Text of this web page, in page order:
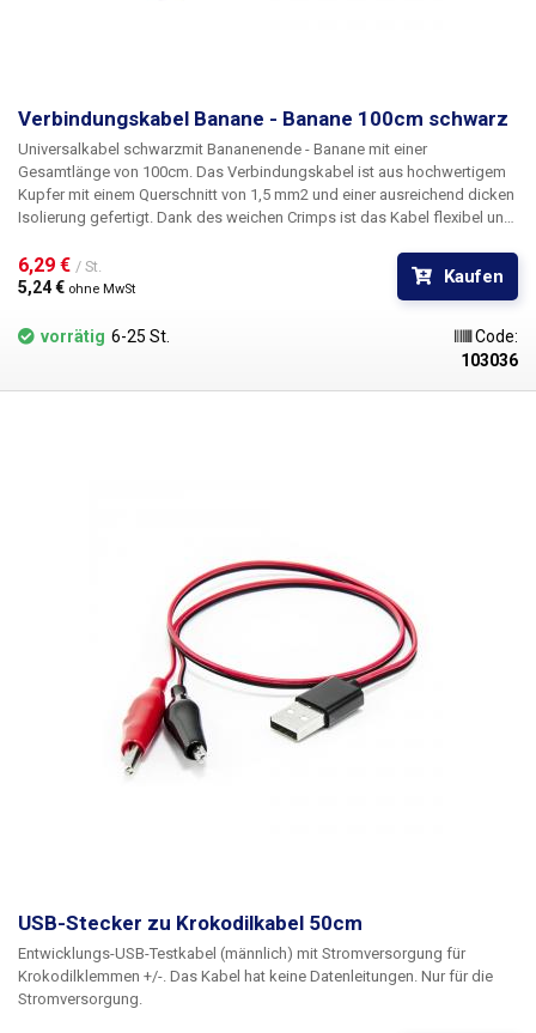
Verbindungskabel Banane - Banane 100cm schwarz
Universalkabel schwarzmit Bananenende - Banane mit einer
Gesamtlänge von 100cm. Das Verbindungskabel ist aus hochwertigem
Kupfer mit einem Querschnitt von 1,5 mm2 und einer ausreichend dicken
Isolierung gefertigt. Dank des weichen Crimps ist das Kabel flexibel und
werden (Knoten), jedes Ende des Kabels hat sowohl einen Stecker als
auch eine Buchse. Geeignet für den Anschluss von Stromversorgungen,
Anwendungen
6,29 € / St.
5,24 € ohne MwSt
Kaufen
vorrätig 6-25 St.
Code:
103036
USB-Stecker zu Krokodilkabel 50cm
Entwicklungs-USB-Testkabel (männlich) mit Stromversorgung für
Krokodilklemmen +/-. Das Kabel hat keine Datenleitungen. Nur für die
Stromversorgung.